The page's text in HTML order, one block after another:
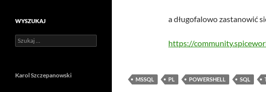
a długofalowo zastanowić
https://
MSSQL PL POWERSHELL SQL
WYSZUKAJ
Szukaj:
Karol Szczepanowski